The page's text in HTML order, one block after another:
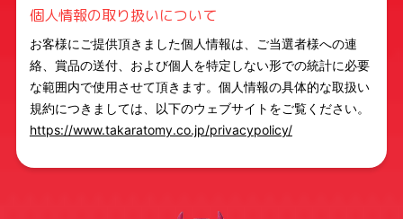
個人情報の取り扱いについて
お客様にご提供頂きました個人情報は、ご当選者様への連
絡、賞品の送付、および個人を特定しない形での統計に必要
な範囲内で使用させて頂きます。個人情報の具体的な取扱い
規約につきましては、以下のウェブサイトをご覧ください。
https://www.takaratomy.co.jp/privacypolicy/